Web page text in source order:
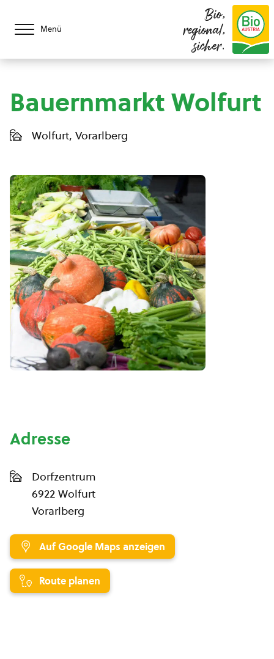
Menü
Bio,
regional,
sicher.
Bauernmarkt Wolfurt
Wolfurt, Vorarlberg
Adresse
Dorfzentrum
6922 Wolfurt
Vorarlberg
Auf Google Maps anzeigen
Route planen